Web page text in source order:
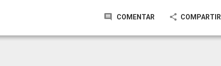
COMENTAR COMPARTIR